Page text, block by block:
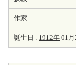
作家
誕生日 : 1912年 01月